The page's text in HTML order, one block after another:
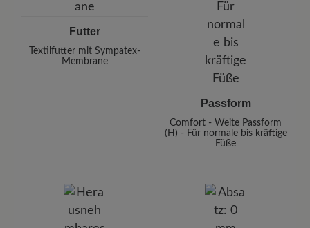
Futter
Textilfutter mit Sympatex-
Membrane
Passform
Comfort - Weite Passform
(H) - Für normale bis kräftige
Füße